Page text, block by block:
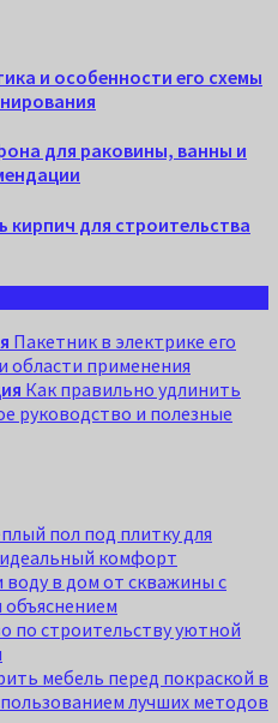
и особенности его схемы
для раковины, ванны и
кирпич для строительства
Пакетник в электрике его
применения
Как правильно удлинить
руководство и полезные
пол под плитку для
комфорт
в дом от скважины с
по строительству уютной
мебель перед покраской в
лучших методов